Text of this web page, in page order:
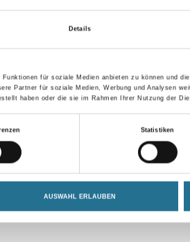
Details
für soziale Medien anbieten zu können und
Partner für soziale Medien, Werbung und Analysen
haben oder die sie im Rahmen Ihrer Nutzung der
Statistiken
AUSWAHL ERLAUBEN
Gebinde
Zur